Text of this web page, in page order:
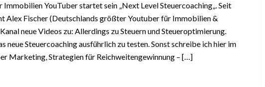
YouTuber startet sein „Next Level Steuercoaching„. Seit
Alex Fischer (Deutschlands größter Youtuber für Immobilien &
neue Videos zu: Allerdings zu Steuern und Steueroptimierung.
neue Steuercoaching ausführlich zu testen. Sonst schreibe ich hier im
Marketing, Strategien für Reichweitengewinnung – […]